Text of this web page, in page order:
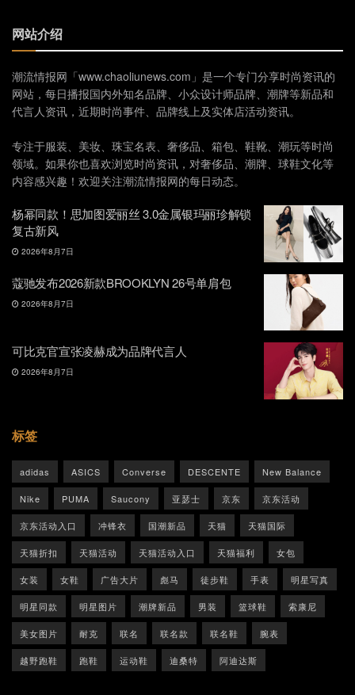
网站介绍
潮流情报网「www.chaoliunews.com」是一个专门分享时尚资讯的
网站，每日播报国内外知名品牌、小众设计师品牌、潮牌等新品和
代言人资讯，近期时尚事件、品牌线上及实体店活动资讯。
专注于服装、美妆、珠宝名表、奢侈品、箱包、鞋靴、潮玩等时尚
领域。如果你也喜欢浏览时尚资讯，对奢侈品、潮牌、球鞋文化等
内容感兴趣！欢迎关注潮流情报网的每日动态。
杨幂同款！思加图爱丽丝 3.0金属银玛丽珍解锁
复古新风
2026年8月7日
蔻驰发布2026新款BROOKLYN 26号单肩包
2026年8月7日
可比克官宣张凌赫成为品牌代言人
2026年8月7日
标签
adidas ASICS Converse DESCENTE New Balance
Nike PUMA Saucony 亚瑟士 京东 京东活动
京东活动入口 冲锋衣 国潮新品 天猫 天猫国际
天猫折扣 天猫活动 天猫活动入口 天猫福利 女包
女装 女鞋 广告大片 彪马 徒步鞋 手表 明星写真
明星同款 明星图片 潮牌新品 男装 篮球鞋 索康尼
美女图片 耐克 联名 联名款 联名鞋 腕表
越野跑鞋 跑鞋 运动鞋 迪桑特 阿迪达斯